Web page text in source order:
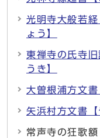
光明寺大般若
ょう】
東禅寺の氏寺
うき】
大曽根浦方文書
矢浜村方文書【
常声寺の狂歌